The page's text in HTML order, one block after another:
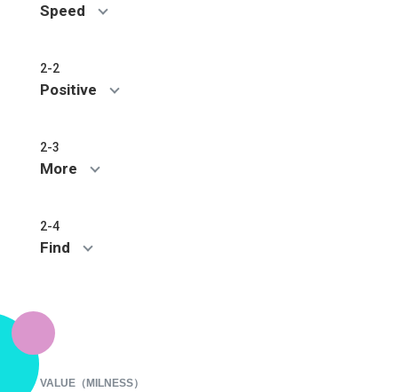
Speed
2-2
Positive
2-3
More
2-4
Find
VALUE（MILNESS）